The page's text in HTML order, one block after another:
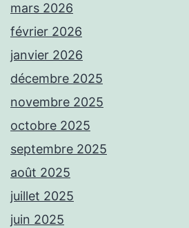
mars 2026
février 2026
janvier 2026
décembre 2025
novembre 2025
octobre 2025
septembre 2025
août 2025
juillet 2025
juin 2025